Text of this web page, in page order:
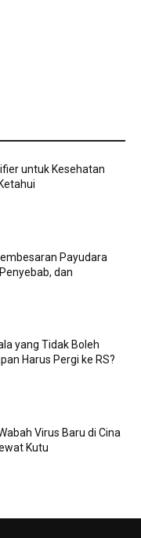
untuk Kesehatan
Payudara
dan
yang Tidak Boleh
Harus Pergi ke RS?
Virus Baru di Cina
Kutu